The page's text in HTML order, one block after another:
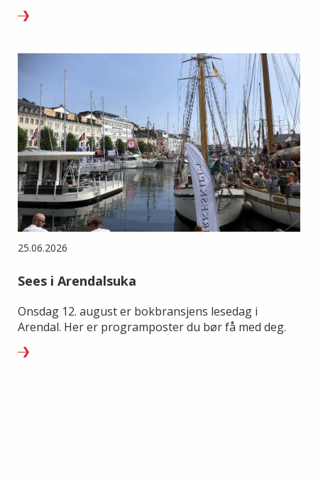
25.06.2026
Sees i Arendalsuka
Onsdag 12. august er bokbransjens lesedag i
Arendal. Her er programposter du bør få med deg.